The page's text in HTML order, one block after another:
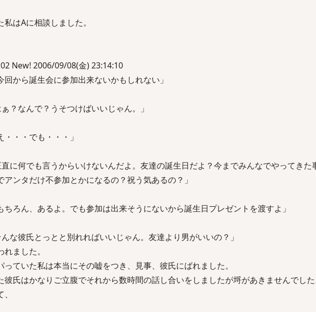
私はAに相談しました。
New! 2006/09/08(金) 23:14:10
回から誕生会に参加出来ないかもしれない」
？なんで？うそつけばいいじゃん。」
・・・でも・・・」
に何でも言うからいけないんだよ。友達の誕生日だよ？今までみんなでやってきた
アンタだけ不参加とかになるの？祝う気あるの？」
ちろん、あるよ。でも参加は出来そうにないから誕生日プレゼントを渡すよ」
な彼氏とっとと別れればいいじゃん。友達より男がいいの？」
れました。
っていた私は本当にその嘘をつき、見事、彼氏にばれました。
彼氏はかなりご立腹でそれから数時間の話し合いをしましたが埒があきませんでし